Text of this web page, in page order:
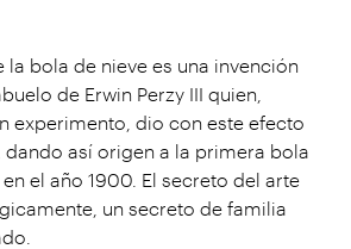
la bola de nieve es una invención
de Erwin Perzy III quien,
experimento, dio con este efecto
dando así origen a la primera bola
el año 1900. El secreto del arte
un secreto de familia